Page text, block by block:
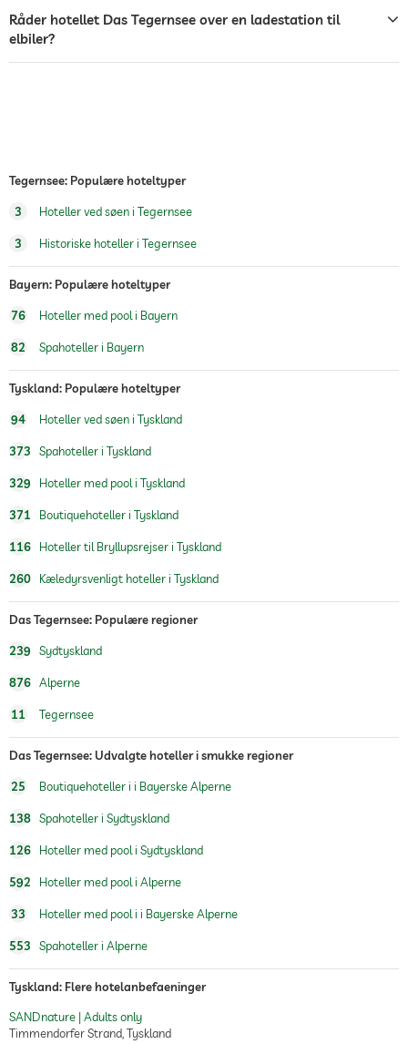
café
Hundekurve på forespørgsel
Vintersportsfaciliteter
udendørs pool åben hele året
indendørs pool
pool opvarmet
pool på taget
Massagetilbud
wellness massage
behandlinger
indpakninger til kroppen
Råder hotellet Das Tegernsee over en ladestation til
elbiler?
Tegernsee: Populære hoteltyper
3 Hoteller ved søen i Tegernsee
3 Historiske hoteller i Tegernsee
Bayern: Populære hoteltyper
76 Hoteller med pool i Bayern
82 Spahoteller i Bayern
Tyskland: Populære hoteltyper
94 Hoteller ved søen i Tyskland
373 Spahoteller i Tyskland
329 Hoteller med pool i Tyskland
371 Boutiquehoteller i Tyskland
116 Hoteller til Bryllupsrejser i Tyskland
260 Kæledyrsvenligt hoteller i Tyskland
Das Tegernsee: Populære regioner
239 Sydtyskland
876 Alperne
11 Tegernsee
Das Tegernsee: Udvalgte hoteller i smukke regioner
25 Boutiquehoteller i i Bayerske Alperne
138 Spahoteller i Sydtyskland
126 Hoteller med pool i Sydtyskland
592 Hoteller med pool i Alperne
33 Hoteller med pool i i Bayerske Alperne
553 Spahoteller i Alperne
Tyskland: Flere hotelanbefaeninger
SANDnature | Adults only
Timmendorfer Strand, Tyskland